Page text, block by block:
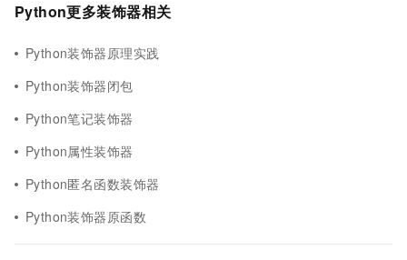
Python更多装饰器相关
Python装饰器原理实践
Python装饰器闭包
Python笔记装饰器
Python属性装饰器
Python匿名函数装饰器
Python装饰器原函数